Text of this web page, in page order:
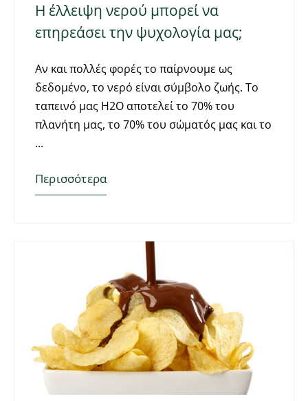
Η έλλειψη νερού μπορεί να
επηρεάσει την ψυχολογία μας;
Αν και πολλές φορές το παίρνουμε ως
δεδομένο, το νερό είναι σύμβολο ζωής. Το
ταπεινό μας Η2Ο αποτελεί το 70% του
πλανήτη μας, το 70% του σώματός μας και το
Περισσότερα